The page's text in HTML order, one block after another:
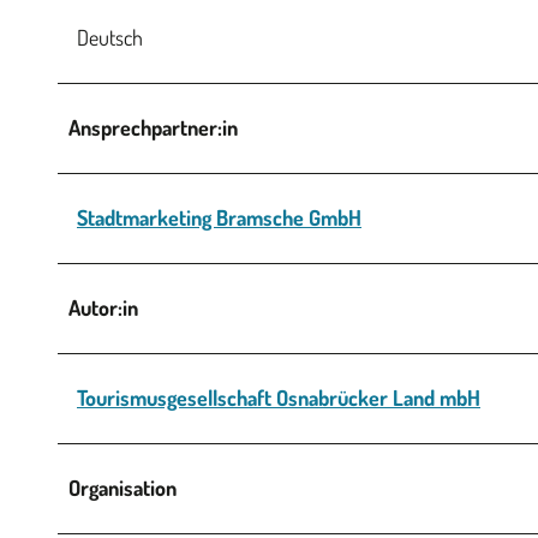
Deutsch
Ansprechpartner:in
Stadtmarketing Bramsche GmbH
Autor:in
Tourismusgesellschaft Osnabrücker Land mbH
Organisation